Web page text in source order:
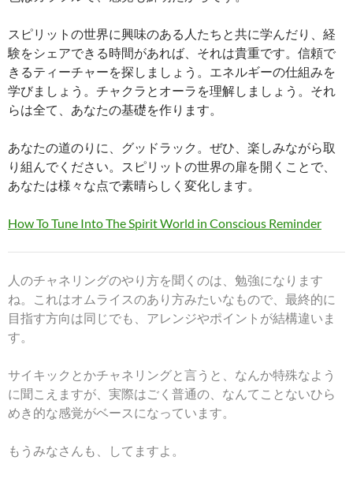
スピリットの世界に興味のある人たちと共に学んだり、経
験をシェアできる時間があれば、それは貴重です。信頼で
きるティーチャーを探しましょう。エネルギーの仕組みを
学びましょう。チャクラとオーラを理解しましょう。それ
らは全て、あなたの基礎を作ります。
あなたの道のりに、グッドラック。ぜひ、楽しみながら取
り組んでください。スピリットの世界の扉を開くことで、
あなたは様々な点で素晴らしく変化します。
How To Tune Into The Spirit World in Conscious Reminder
人のチャネリングのやり方を聞くのは、勉強になります
ね。これはオムライスのあり方みたいなもので、最終的に
目指す方向は同じでも、アレンジやポイントが結構違いま
す。
サイキックとかチャネリングと言うと、なんか特殊なよう
に聞こえますが、実際はごく普通の、なんてことないひら
めき的な感覚がベースになっています。
もうみなさんも、してますよ。